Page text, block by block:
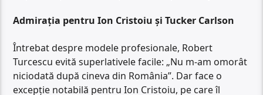
Admirația pentru Ion Cristoiu și Tucker Carlson
Întrebat despre modele profesionale, Robert
Turcescu evită superlativele facile: „Nu m-am omorât
niciodată după cineva din România”. Dar face o
excepție notabilă pentru Ion Cristoiu, pe care îl